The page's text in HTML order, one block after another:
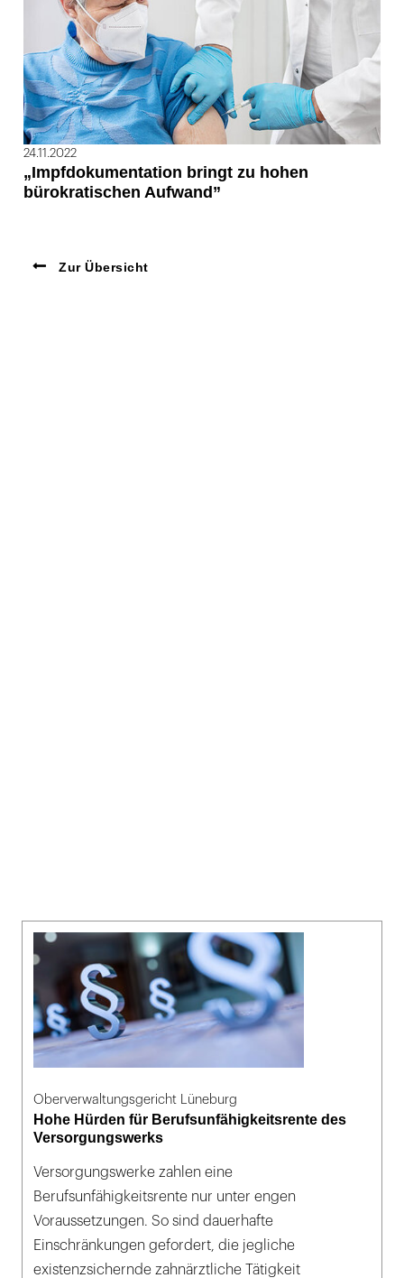
24.11.2022
„Impfdokumentation bringt zu hohen
bürokratischen Aufwand”
Zur Übersicht
Oberverwaltungsgericht Lüneburg
Hohe Hürden für Berufsunfähigkeitsrente des
Versorgungswerks
Versorgungswerke zahlen eine
Berufsunfähigkeitsrente nur unter engen
Voraussetzungen. So sind dauerhafte
Einschränkungen gefordert, die jegliche
existenzsichernde zahnärztliche Tätigkeit